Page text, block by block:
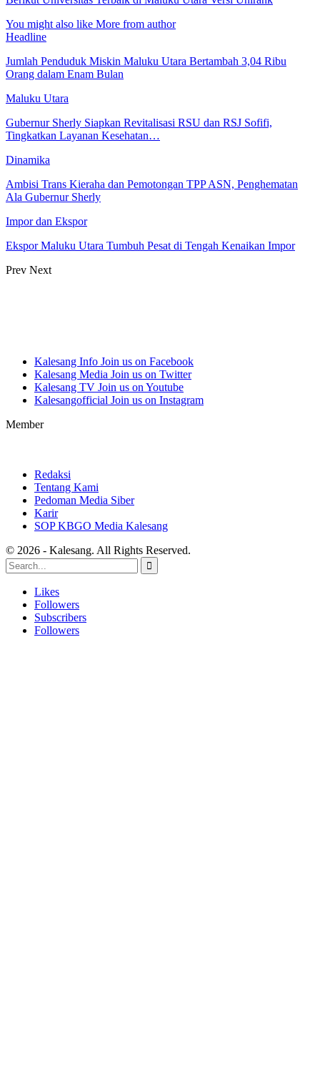
You might also like More from author
Headline
Jumlah Penduduk Miskin Maluku Utara Bertambah 3,04 Ribu
Orang dalam Enam Bulan
Maluku Utara
Gubernur Sherly Siapkan Revitalisasi RSU dan RSJ Sofifi,
Tingkatkan Layanan Kesehatan…
Dinamika
Ambisi Trans Kieraha dan Pemotongan TPP ASN, Penghematan
Ala Gubernur Sherly
Impor dan Ekspor
Ekspor Maluku Utara Tumbuh Pesat di Tengah Kenaikan Impor
Prev Next
Kalesang Info Join us on Facebook
Kalesang Media Join us on Twitter
Kalesang TV Join us on Youtube
Kalesangofficial Join us on Instagram
Member
Redaksi
Tentang Kami
Pedoman Media Siber
Karir
SOP KBGO Media Kalesang
© 2026 - Kalesang. All Rights Reserved.
Likes
Followers
Subscribers
Followers